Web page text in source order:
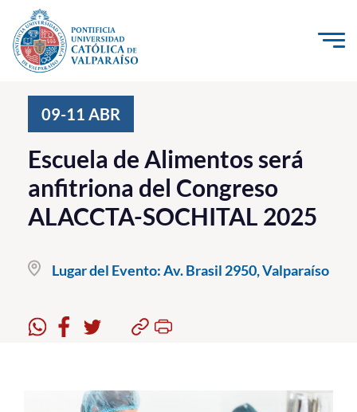
Click acá para ir directamente al contenido
Investigación, Creación e Innovación
PUCV Internacional
Vinculación con el Medio
Postgrado
Estudiantes
09-11 ABR
Escuela de Alimentos será
anfitriona del Congreso
ALACCTA-SOCHITAL 2025
Lugar del Evento:Av. Brasil 2950, Valparaíso